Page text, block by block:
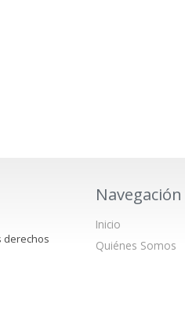
derechos
Navegación
Inicio
Quiénes Somos